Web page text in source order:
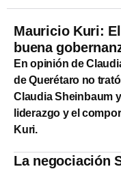
Mauricio Kuri:
buena
En opinión de
de Querétaro no
Claudia Sheinbaum
liderazgo y el
Kuri.
La negociación